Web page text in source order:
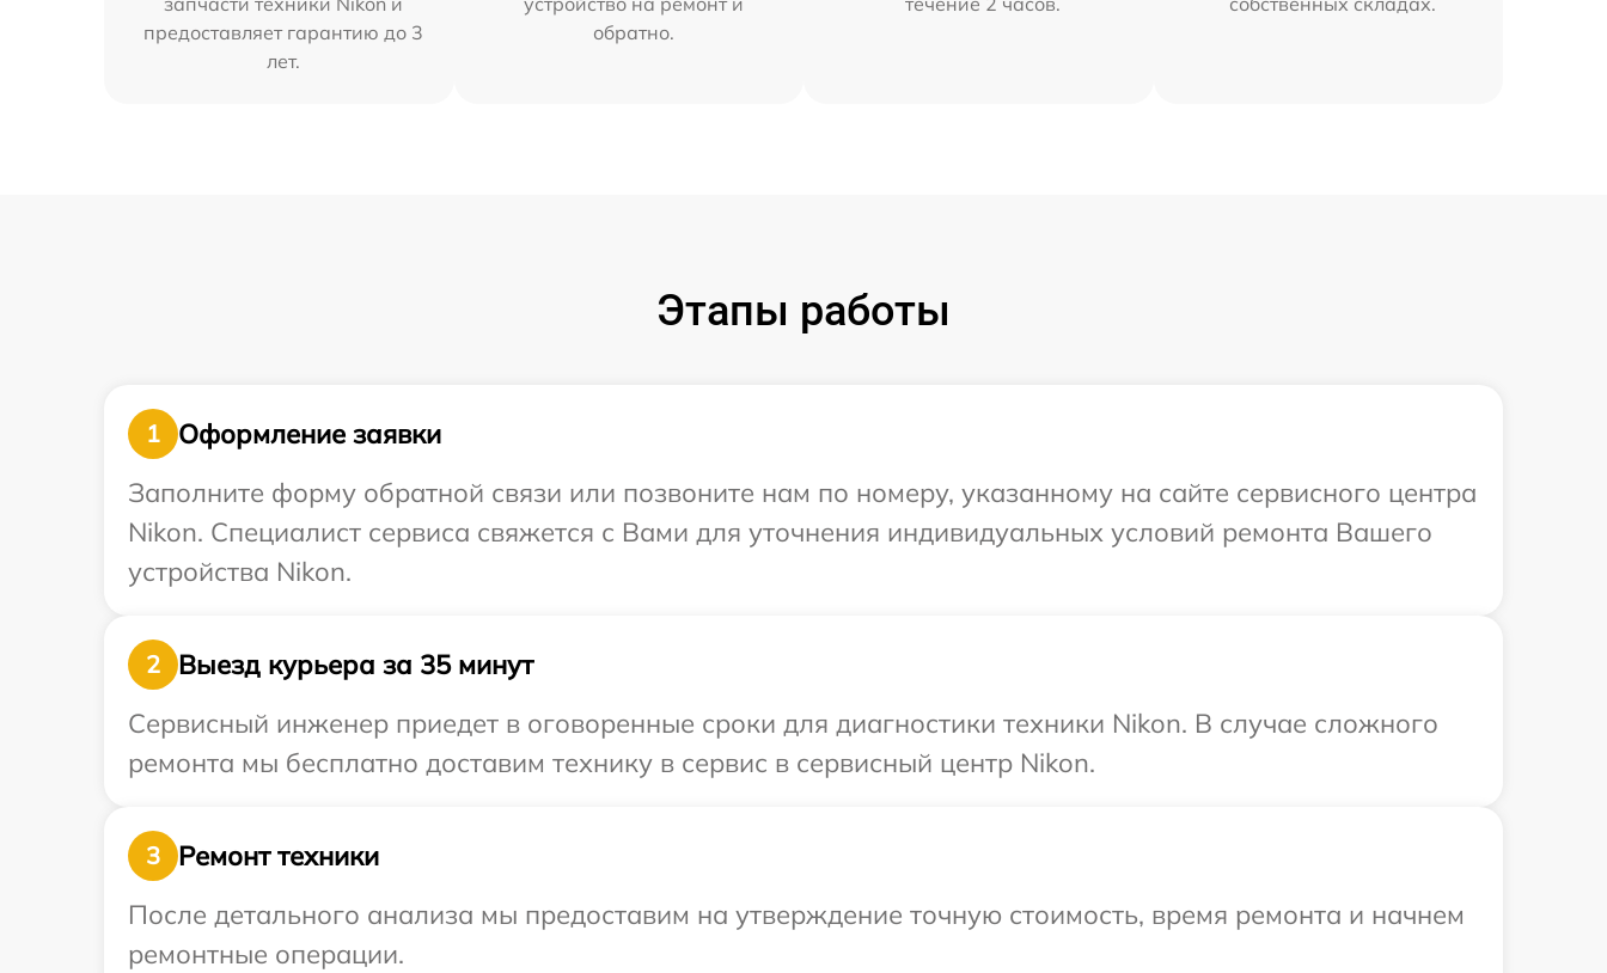
предоставляет гарантию до 3
лет.
обратно.
Этапы работы
1
Оформление заявки
Заполните форму обратной связи или позвоните нам по номеру, указанному на сайте сервисного центра
Nikon. Специалист сервиса свяжется с Вами для уточнения индивидуальных условий ремонта Вашего
устройства Nikon.
2
Выезд курьера за 35 минут
Сервисный инженер приедет в оговоренные сроки для диагностики техники Nikon. В случае сложного
ремонта мы бесплатно доставим технику в сервис в сервисный центр Nikon.
3
Ремонт техники
После детального анализа мы предоставим на утверждение точную стоимость, время ремонта и начнем
ремонтные операции.